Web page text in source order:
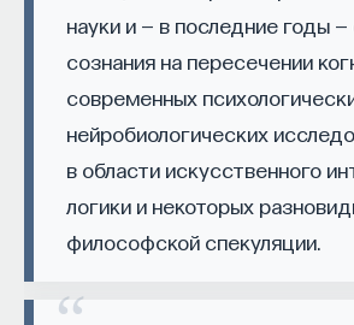
науки и — в последние годы
сознания на пересечении
современных
нейробиологических
в области искусственного
логики и некоторых
философской спекуляции.
— Осознавать связь своего
и эмоций с активностью
Автор курса:Вячеслав Дубынин
биологических наук, профессор
физиологии человека и животных
факультета МГУ им. М.В.
3/10/2025
он и как идейная основа
Русские европейцы исходили
из фундаментальной посылки,
христианской европейской и
трактовка связана с
Святого Духа в реальности жизни